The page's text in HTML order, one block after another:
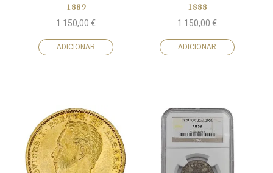
1889
1 150,00 €
ADICIONAR
1888
1 150,00 €
ADICIONAR